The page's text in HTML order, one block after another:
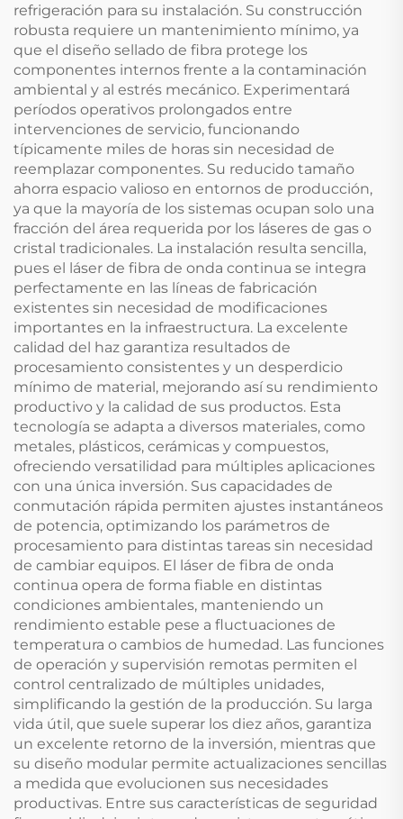
refrigeración para su instalación. Su construcción
robusta requiere un mantenimiento mínimo, ya
que el diseño sellado de fibra protege los
componentes internos frente a la contaminación
ambiental y al estrés mecánico. Experimentará
períodos operativos prolongados entre
intervenciones de servicio, funcionando
típicamente miles de horas sin necesidad de
reemplazar componentes. Su reducido tamaño
ahorra espacio valioso en entornos de producción,
ya que la mayoría de los sistemas ocupan solo una
fracción del área requerida por los láseres de gas o
cristal tradicionales. La instalación resulta sencilla,
pues el láser de fibra de onda continua se integra
perfectamente en las líneas de fabricación
existentes sin necesidad de modificaciones
importantes en la infraestructura. La excelente
calidad del haz garantiza resultados de
procesamiento consistentes y un desperdicio
mínimo de material, mejorando así su rendimiento
productivo y la calidad de sus productos. Esta
tecnología se adapta a diversos materiales, como
metales, plásticos, cerámicas y compuestos,
ofreciendo versatilidad para múltiples aplicaciones
con una única inversión. Sus capacidades de
conmutación rápida permiten ajustes instantáneos
de potencia, optimizando los parámetros de
procesamiento para distintas tareas sin necesidad
de cambiar equipos. El láser de fibra de onda
continua opera de forma fiable en distintas
condiciones ambientales, manteniendo un
rendimiento estable pese a fluctuaciones de
temperatura o cambios de humedad. Las funciones
de operación y supervisión remotas permiten el
control centralizado de múltiples unidades,
simplificando la gestión de la producción. Su larga
vida útil, que suele superar los diez años, garantiza
un excelente retorno de la inversión, mientras que
su diseño modular permite actualizaciones sencillas
a medida que evolucionen sus necesidades
productivas. Entre sus características de seguridad